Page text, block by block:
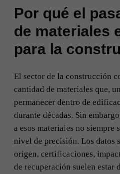
Por qué el
de materiales
para la
El sector de la construcción
cantidad de materiales que,
permanecer dentro de
durante décadas. Sin
a esos materiales no siempre
nivel de precisión. Los datos
origen, certificaciones,
de recuperación suelen estar